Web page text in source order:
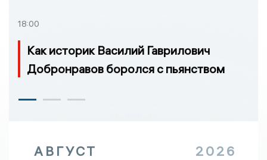
18:00
Как историк Василий Гаврилович
Добронравов боролся с пьянством
АВГУСТ 2026